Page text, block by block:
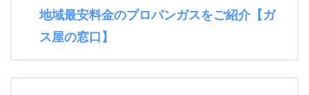
地域最安料金のプロパンガスをご紹介【ガ
ス屋の窓口】